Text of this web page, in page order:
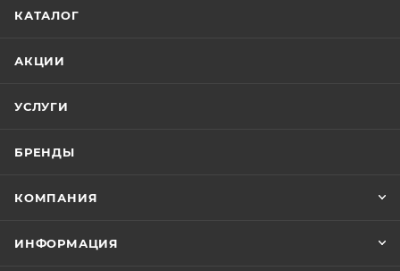
КАТАЛОГ
АКЦИИ
УСЛУГИ
БРЕНДЫ
КОМПАНИЯ
ИНФОРМАЦИЯ